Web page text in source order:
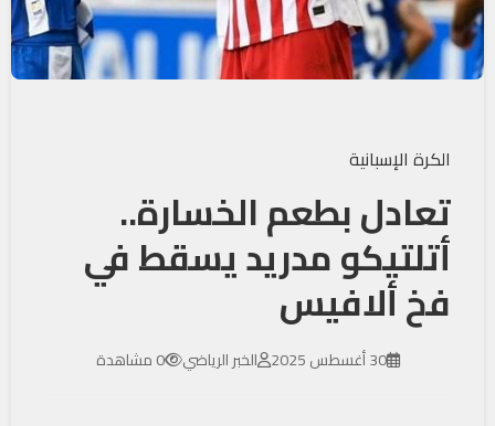
الكرة الإسبانية
تعادل بطعم الخسارة..
أتلتيكو مدريد يسقط في
فخ ألافيس
30 أغسطس 2025 الخبر الرياضي 0 مشاهدة